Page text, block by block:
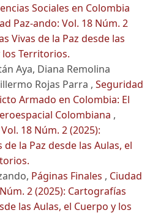
Sociales en Colombia
Paz-ando: Vol. 18 Núm. 2
Vivas de la Paz desde las
los Territorios.
Aya, Diana Remolina
Rojas Parra , Seguridad
Armado en Colombia: El
Colombiana ,
18 Núm. 2 (2025):
la Paz desde las Aulas, el
Páginas Finales , Ciudad
2 (2025): Cartografías
las Aulas, el Cuerpo y los